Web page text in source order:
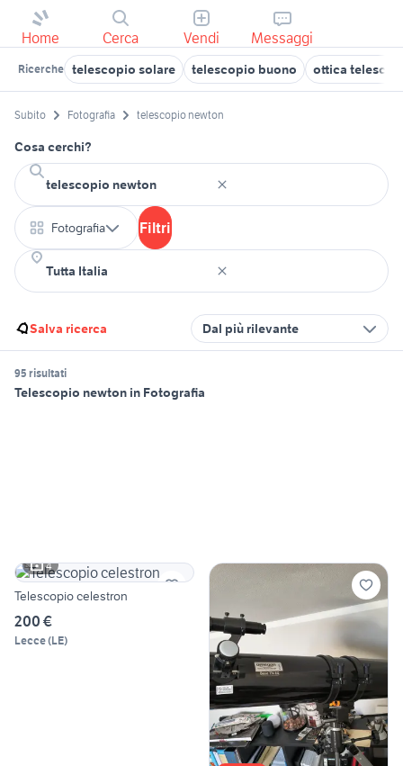
Home Cerca Vendi Messaggi
Ricerche telescopio solare telescopio buono ottica
Subito Fotografia telescopio newton
Cosa cerchi?
Fotografia Filtri
Salva ricerca Dal più rilevante
95 risultati
Telescopio newton in Fotografia
4
Telescopio celestron
200 €
Lecce(LE)